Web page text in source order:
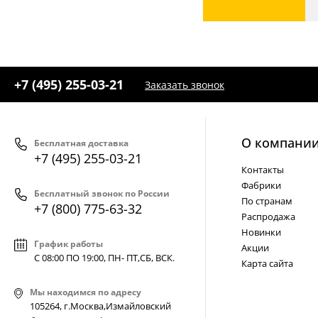
+7 (495) 255-03-21 Заказать звонок
Бесплатная доставка
+7 (495) 255-03-21
Бесплатный звонок по России
+7 (800) 775-63-32
График работы
С 08:00 ПО 19:00, ПН- ПТ,СБ, ВСК.
Мы находимся по адресу
105264, г.Москва,Измайловский
О
Контакты
Фабрики
По странам
Распродажа
Новинки
Акции
Карта сайта